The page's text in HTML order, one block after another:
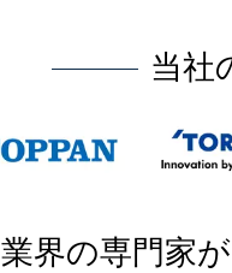
当社
業界の専門家